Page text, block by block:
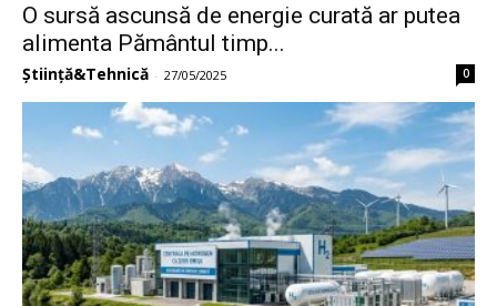
O sursă ascunsă de energie curată ar putea
alimenta Pământul timp...
Știință&Tehnică - 27/05/2025 0